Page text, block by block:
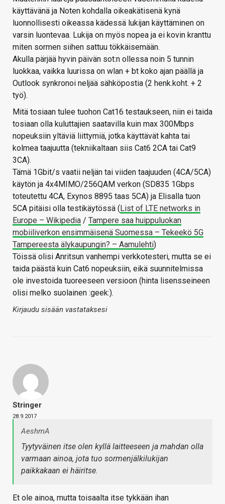
käyttävänä ja Noten kohdalla oikeakätisenä kynä
luonnollisesti oikeassa kädessä lukijan käyttäminen on
varsin luontevaa. Lukija on myös nopea ja ei kovin kranttu
miten sormen siihen sattuu tökkäisemään.
Akulla pärjää hyvin päivän sot:n ollessa noin 5 tunnin
luokkaa, vaikka luurissa on wlan + bt koko ajan päällä ja
Outlook synkronoi neljää sähköpostia (2 henk.koht. + 2
työ).
Mitä tosiaan tulee tuohon Cat16 testaukseen, niin ei taida
tosiaan olla kuluttajien saatavilla kuin max 300Mbps
nopeuksiin yltäviä liittymiä, jotka käyttävät kahta tai
kolmea taajuutta (tekniikaltaan siis Cat6 2CA tai Cat9
3CA).
Tämä 1Gbit/s vaatii neljän tai viiden taajuuden (4CA/5CA)
käytön ja 4x4MIMO/256QAM verkon (SD835 1Gbps
toteutettu 4CA, Exynos 8895 taas 5CA) ja Elisalla tuon
5CA pitäisi olla testikäytössä ( List of LTE networks in
Europe – Wikipedia / Tampere saa huippuluokan
mobiiliverkon ensimmäisenä Suomessa – Tekeekö 5G
Tampereesta älykaupungin? – Aamulehti)
Töissä olisi Anritsun vanhempi verkkotesteri, mutta se ei
taida päästä kuin Cat6 nopeuksiin, eikä suunnitelmissa
ole investoida tuoreeseen versioon (hinta lisensseineen
olisi melko suolainen :geek:).
Kirjaudu sisään vastataksesi
Stringer
28.9.2017
AeshmA
Tyytyväinen itse olen kyllä laitteeseen ja mahdan olla
varmaan ainoa, jota tuo sormenjälkilukijan
paikkakaan ei häiritse.
Et ole ainoa, mutta toisaalta itse tykkään ihan